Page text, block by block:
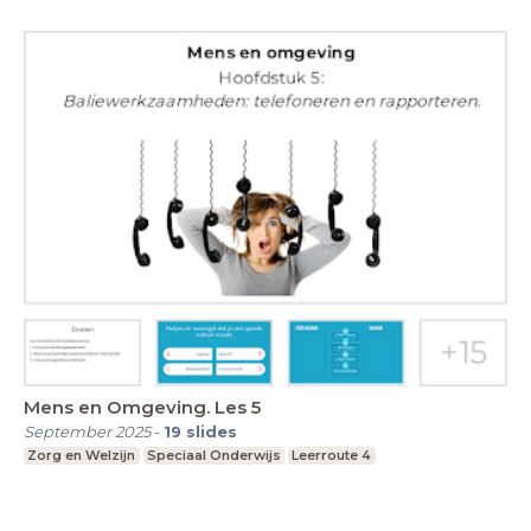
Mens en Omgeving. Les 5
September 2025- 19 slides
Zorg en Welzijn Speciaal Onderwijs Leerroute 4